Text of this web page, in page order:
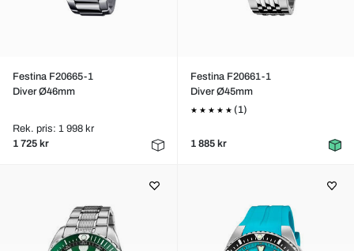
Festina F20665-1
Diver Ø46mm
Rek. pris: 1 998 kr
1 725 kr
Festina F20661-1
Diver Ø45mm
(1)
1 885 kr